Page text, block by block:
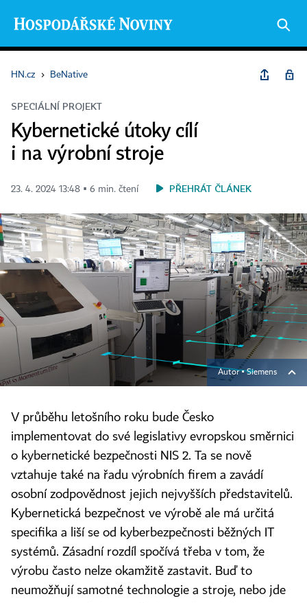
HN.cz › BeNative
SPECIÁLNÍ PROJEKT
Kybernetické útoky cílí
i na výrobní stroje
23. 4. 2024 13:48 ▪ 6 min. čtení PŘEHRÁT ČLÁNEK
Autor ▪Siemens
V průběhu letošního roku bude Česko
implementovat do své legislativy evropskou směrnici
o kybernetické bezpečnosti NIS 2. Ta se nově
vztahuje také na řadu výrobních firem a zavádí
osobní zodpovědnost jejich nejvyšších představitelů.
Kybernetická bezpečnost ve výrobě ale má určitá
specifika a liší se od kyberbezpečnosti běžných IT
systémů. Zásadní rozdíl spočívá třeba v tom, že
výrobu často nelze okamžitě zastavit. Buď to
neumožňují samotné technologie a stroje, nebo jde